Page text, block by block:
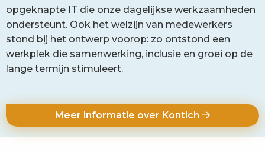
opgeknapte IT die onze dagelijkse werkzaamheden
ondersteunt. Ook het welzijn van medewerkers
stond bij het ontwerp voorop: zo ontstond een
werkplek die samenwerking, inclusie en groei op de
lange termijn stimuleert.
Meer informatie over Kontich